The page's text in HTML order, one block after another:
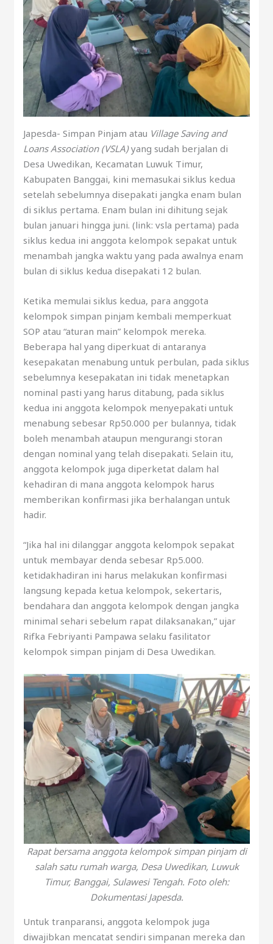
Japesda- Simpan Pinjam atau Village Saving and
Loans Association (VSLA)yang sudah berjalan di
Desa Uwedikan, Kecamatan Luwuk Timur,
Kabupaten Banggai, kini memasukai siklus kedua
setelah sebelumnya disepakati jangka enam bulan
di siklus pertama. Enam bulan ini dihitung sejak
bulan januari hingga juni. (link: vsla pertama) pada
siklus kedua ini anggota kelompok sepakat untuk
menambah jangka waktu yang pada awalnya enam
bulan di siklus kedua disepakati 12 bulan.
Ketika memulai siklus kedua, para anggota
kelompok simpan pinjam kembali memperkuat
SOP atau “aturan main” kelompok mereka.
Beberapa hal yang diperkuat di antaranya
kesepakatan menabung untuk perbulan, pada siklus
sebelumnya kesepakatan ini tidak menetapkan
nominal pasti yang harus ditabung, pada siklus
kedua ini anggota kelompok menyepakati untuk
menabung sebesar Rp50.000 per bulannya, tidak
boleh menambah ataupun mengurangi storan
dengan nominal yang telah disepakati. Selain itu,
anggota kelompok juga diperketat dalam hal
kehadiran di mana anggota kelompok harus
memberikan konfirmasi jika berhalangan untuk
hadir.
“Jika hal ini dilanggar anggota kelompok sepakat
untuk membayar denda sebesar Rp5.000.
ketidakhadiran ini harus melakukan konfirmasi
langsung kepada ketua kelompok, sekertaris,
bendahara dan anggota kelompok dengan jangka
minimal sehari sebelum rapat dilaksanakan,” ujar
Rifka Febriyanti Pampawa selaku fasilitator
kelompok simpan pinjam di Desa Uwedikan.
Rapat bersama anggota kelompok simpan pinjam di
salah satu rumah warga, Desa Uwedikan, Luwuk
Timur, Banggai, Sulawesi Tengah. Foto oleh:
Dokumentasi Japesda.
Untuk tranparansi, anggota kelompok juga
diwajibkan mencatat sendiri simpanan mereka dan